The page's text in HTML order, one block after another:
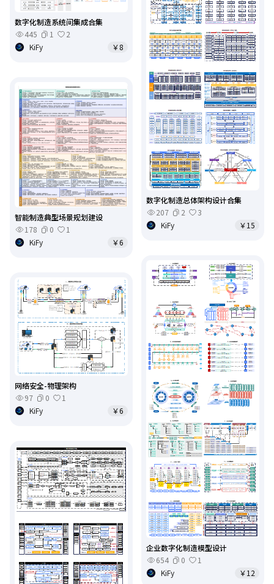
数字化制造系统间集成合集
445
1
2
KiFy
￥8
数字化制造总体架构设计合集
207
2
3
KiFy
￥15
智能制造典型场景规划建设
178
0
1
KiFy
￥6
企业数字化制造模型设计
654
0
1
KiFy
￥12
网络安全-物理架构
97
0
1
KiFy
￥6